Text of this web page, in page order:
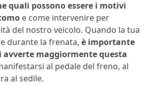
quali possono essere i motivi
e come intervenire per
del nostro veicolo. Quando la tua
durante la frenata, è importante
avverte maggiormente questa
al pedale del freno, al
al sedile.